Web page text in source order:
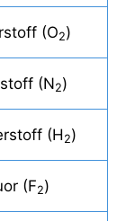
(O2)
(N2)
(H 2)
(F2)